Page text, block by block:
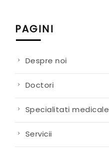
PAGINI
Despre noi
Doctori
Specialitati medicale
Servicii